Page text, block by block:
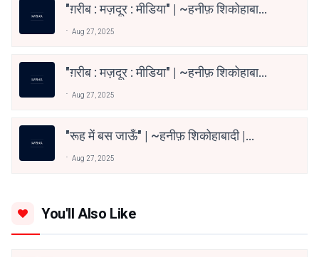
"ग़रीब : मज़दूर : मीडिया" | ~हनीफ़ शिकोहाबादी
Aug 27, 2025
"ग़रीब : मज़दूर : मीडिया" | ~हनीफ़ शिकोहाबादी
Aug 27, 2025
"रूह में बस जाऊँ" | ~हनीफ़ शिकोहाबादी |
Aug 27, 2025
You'll Also Like